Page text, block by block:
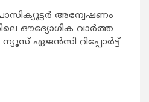
അന്വേഷണം
ഔദ്യോഗിക വാര്‍ത്ത
ഏജന്‍സി റിപ്പോര്‍ട്ട്